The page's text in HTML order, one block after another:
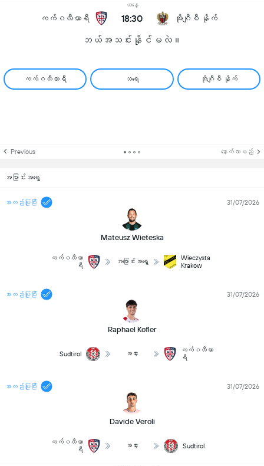
ကက်ဂလီယာရီ
ယနေ့
18:30 အိုဂျီစီ နိုက်
ဘယ်အသင်းနိုင်မလဲ။
ကက်ဂလီယာရီ သရေ အိုဂျီစီ နိုက်
Previous နောက်လာမည့်
အပြာင်းအရွေ့
အတည်ပြုပြီး
Mateusz Wieteska
31/07/2026
ကက်ဂလီယာ
ရီ
အပြောင်းအရွှေ့
Wieczysta
Krakow
အတည်ပြုပြီး
Raphael Kofler
31/07/2026
Sudtirol အငှား
ကက်ဂလီယာ
ရီ
အတည်ပြုပြီး
Davide Veroli
31/07/2026
ကက်ဂလီယာ
ရီ
အငှား Sudtirol